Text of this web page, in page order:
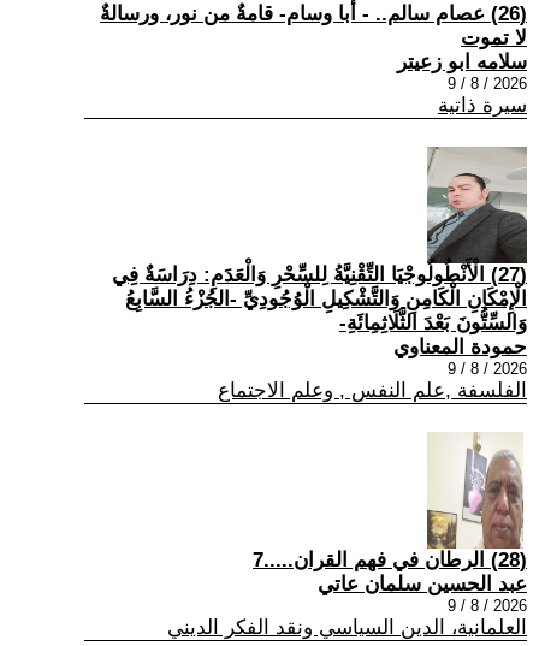
(26) عصام سالم.. - أبا وسام- قامةٌ من نور، ورسالةٌ
لا تموت
سلامه ابو زعيتر
2026 / 8 / 9
سيرة ذاتية
(27) الْأَنْطُولُوجْيَا التِّقْنِيَّةُ لِلسِّحْرِ وَالْعَدَمِ: دِرَاسَةٌ فِي
الْإِمْكَانِ الْكَامِنِ وَالتَّشْكِيلِ الْوُجُودِيِّ -الجُزْءُ السَّابِعُ
وَالسِّتُّونَ بَعْدَ الثَّلَاثِمِائَةِ-
حمودة المعناوي
2026 / 8 / 9
الفلسفة ,علم النفس , وعلم الاجتماع
(28) الرطان في فهم القران.....7
عبد الحسين سلمان عاتي
2026 / 8 / 9
العلمانية، الدين السياسي ونقد الفكر الديني